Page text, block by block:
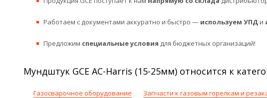
Работаем с документами аккуратно и быстро — используем УПДи
Предложим специальные условия для бюджетных организаций!
Мундштук GCE AC-Harris (15-25мм) относится к
Газосварочное оборудование Запчасти к газовым горелкам и